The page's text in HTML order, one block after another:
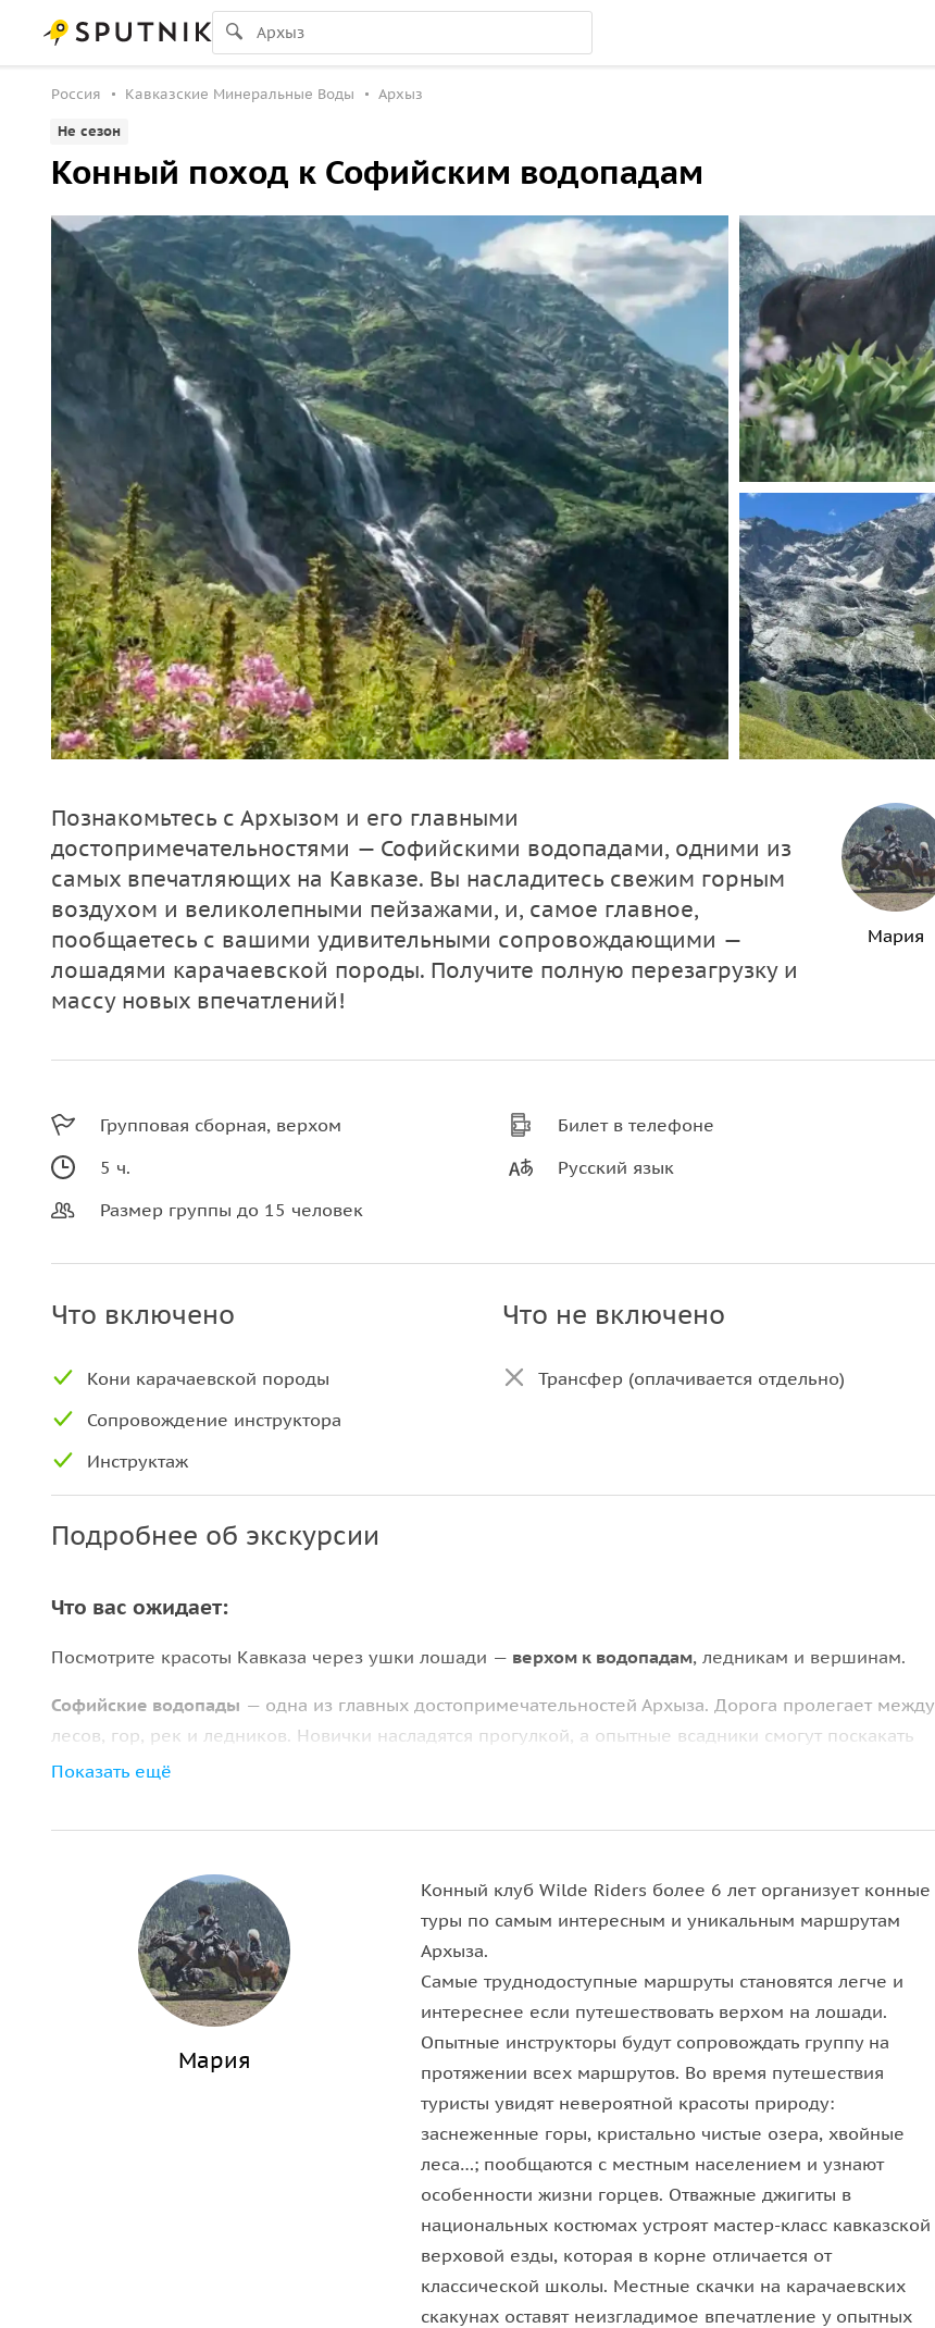
Россия Кавказские Минеральные Воды
Архыз
Не сезон
Конный поход к Софийским водопадам
Познакомьтесь с Архызом и его главными
достопримечательностями — Софийскими водопадами, одними из
самых впечатляющих на Кавказе. Вы насладитесь свежим горным
воздухом и великолепными пейзажами, и, самое главное,
пообщаетесь с вашими удивительными сопровождающими —
лошадями карачаевской породы. Получите полную перезагрузку и
массу новых впечатлений!
Мария
Групповая сборная, верхом
5 ч.
Размер группы до 15 человек
Билет в телефоне
Русский язык
Что включено
Кони карачаевской породы
Сопровождение инструктора
Инструктаж
Что не включено
Трансфер (оплачивается отдельно)
Подробнее об экскурсии
Что вас ожидает:
Посмотрите красоты Кавказа ‌через ушки лошади — верхом к водопадам, ‌ледникам и вершинам.
Софийские водопады — одна из главных достопримечательностей Архыза. Дорога пролегает между
лесов, гор, рек и ледников. Новички насладятся прогулкой, а опытные всадники смогут поскакать
галопом по поляне.
собой иметь теплую кофту/куртку. Карманы желательно на молнии.
Показать ещё
Мария
Конный клуб Wilde Riders более 6 лет организует конные
туры по самым интересным и уникальным маршрутам
Архыза.
Самые труднодоступные маршруты становятся легче и
интереснее если путешествовать верхом на лошади.
Опытные инструкторы будут сопровождать группу на
протяжении всех маршрутов. Во время путешествия
туристы увидят невероятной красоты природу:
заснеженные горы, кристально чистые озера, хвойные
леса…; пообщаются с местным населением и узнают
особенности жизни горцев. Отважные джигиты в
национальных костюмах устроят мастер-класс кавказской
верховой езды, которая в корне отличается от
классической школы. Местные скачки на карачаевских
скакунах оставят неизгладимое впечатление у опытных